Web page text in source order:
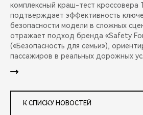
комплексный краш-тест кроссовера
подтверждает эффективность
безопасности модели в сложных
отражает подход бренда «Safety For
(«Безопасность для семьи»),
пассажиров в реальных дорожных
К СПИСКУ НОВОСТЕЙ